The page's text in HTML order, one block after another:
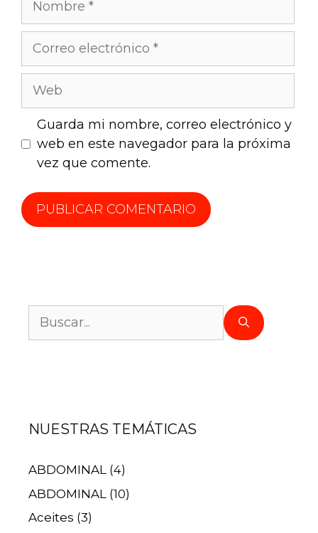
Guarda mi nombre, correo electrónico y
web en este navegador para la próxima
vez que comente.
NUESTRAS TEMÁTICAS
ABDOMINAL (4)
ABDOMINAL (10)
Aceites (3)